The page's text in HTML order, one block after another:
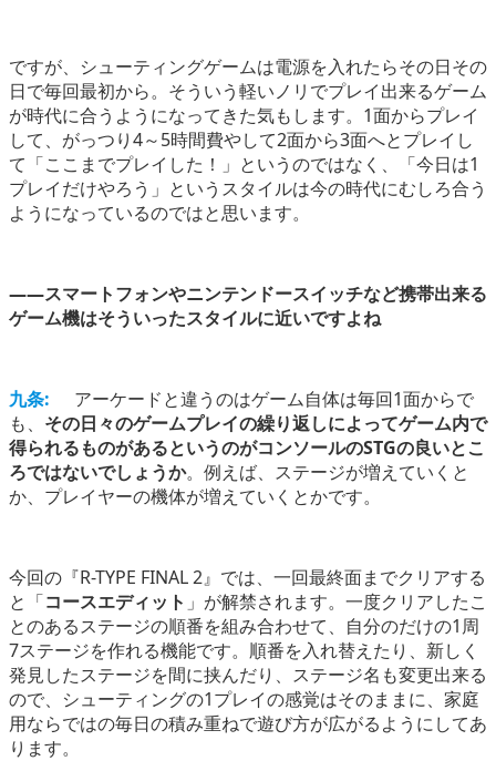
ですが、シューティングゲームは電源を入れたらその日その
日で毎回最初から。そういう軽いノリでプレイ出来るゲーム
が時代に合うようになってきた気もします。1面からプレイ
して、がっつり4～5時間費やして2面から3面へとプレイし
て「ここまでプレイした！」というのではなく、「今日は1
プレイだけやろう」というスタイルは今の時代にむしろ合う
ようになっているのではと思います。
――スマートフォンやニンテンドースイッチなど携帯出来る
ゲーム機はそういったスタイルに近いですよね
九条:
アーケードと違うのはゲーム自体は毎回1面からで
も、 その日々のゲームプレイの繰り返しによってゲーム内で
得られるものがあるというのがコンソールのSTGの良いとこ
ろではないでしょうか。例えば、ステージが増えていくと
か、プレイヤーの機体が増えていくとかです。
今回の『R-TYPE FINAL 2』では、一回最終面までクリアする
と「コースエディット 」が解禁されます。一度クリアしたこ
とのあるステージの順番を組み合わせて、自分のだけの1周
7ステージを作れる機能です。順番を入れ替えたり、新しく
発見したステージを間に挟んだり、ステージ名も変更出来る
ので、シューティングの1プレイの感覚はそのままに、家庭
用ならではの毎日の積み重ねで遊び方が広がるようにしてあ
ります。